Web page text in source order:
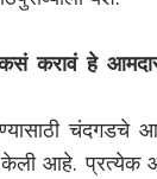
करावं हे
चंदगडचे
आहे. प्रत्येक